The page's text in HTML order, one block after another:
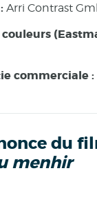
Arri Contrast
commerciale :
du
menhir